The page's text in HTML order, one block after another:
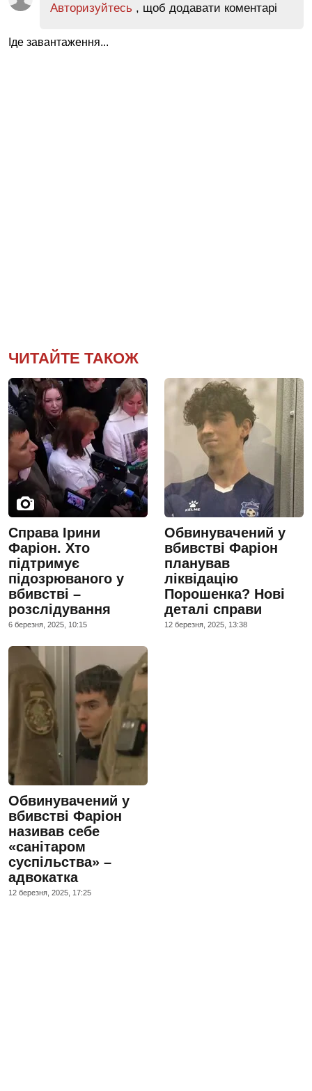
Авторизуйтесь , щоб додавати коментарі
Іде завантаження...
ЧИТАЙТЕ ТАКОЖ
Справа Ірини
Фаріон. Хто
підтримує
підозрюваного у
вбивстві –
розслідування
6 березня, 2025, 10:15
Обвинувачений у
вбивстві Фаріон
планував
ліквідацію
Порошенка? Нові
деталі справи
12 березня, 2025, 13:38
Обвинувачений у
вбивстві Фаріон
називав себе
«санітаром
суспільства» –
адвокатка
12 березня, 2025, 17:25